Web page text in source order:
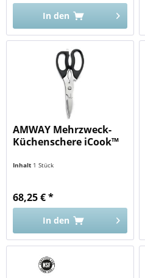
In den
AMWAY Mehrzweck-
Küchenschere iCook™
Inhalt 1 Stück
68,25 € *
In den